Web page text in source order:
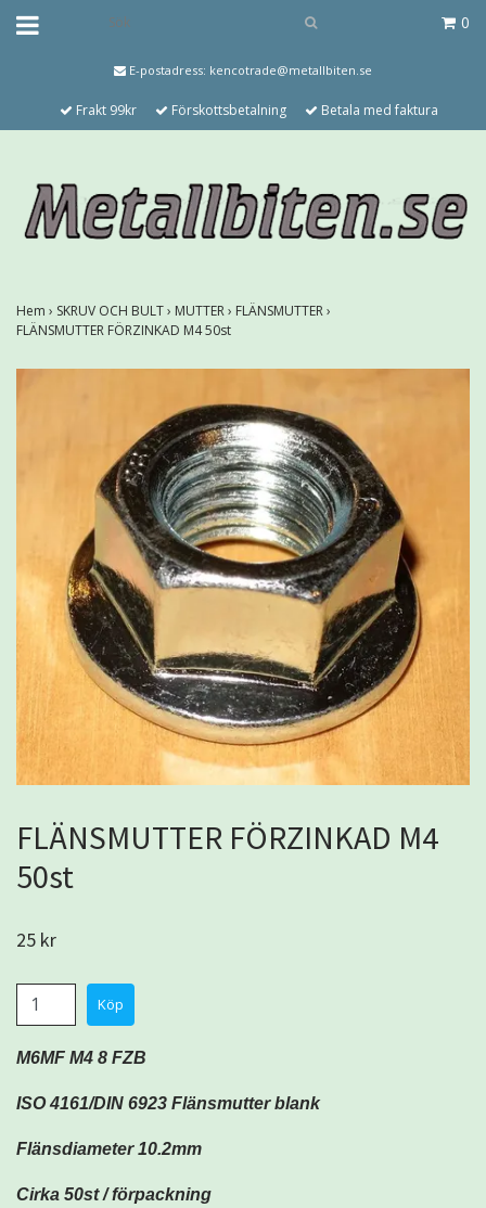
0
E-postadress: kencotrade@metallbiten.se
Frakt 99kr Förskottsbetalning Betala med faktura
Hem › SKRUV OCH BULT› MUTTER› FLÄNSMUTTER›
FLÄNSMUTTER FÖRZINKAD M4 50st
FLÄNSMUTTER FÖRZINKAD M4
50st
25 kr
M6MF M4 8 FZB
ISO 4161/DIN 6923 Flänsmutter blank
Flänsdiameter 10.2mm
Cirka 50st / förpackning